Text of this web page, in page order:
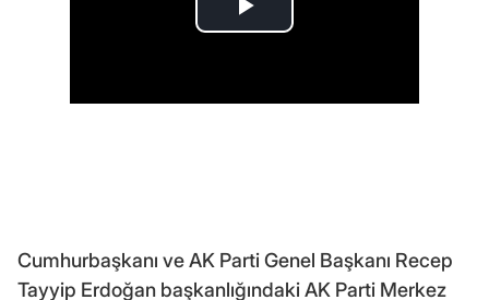
Cumhurbaşkanı ve AK Parti Genel Başkanı Recep
Tayyip Erdoğan başkanlığındaki AK Parti Merkez